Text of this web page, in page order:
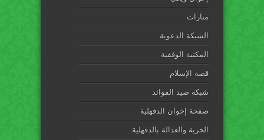
منارات
الشبكة الدعوية
المكتبة الوقفية
قصة الإسلام
شبكة صيد الفوائد
صفحة إخوان الدقهلية
الحرية والعدالة بالدقهلية